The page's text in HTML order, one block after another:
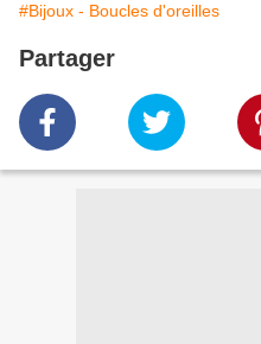
#Bijoux - Boucles d'oreilles
Partager